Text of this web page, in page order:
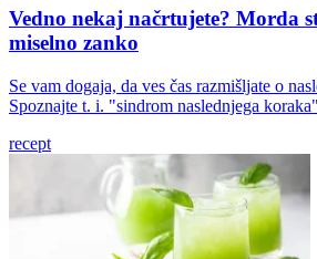
Vedno nekaj načrtujete? Morda
miselno zanko
Se vam dogaja, da ves čas razmišljate o
Spoznajte t. i. "sindrom naslednjega koraka"
recept